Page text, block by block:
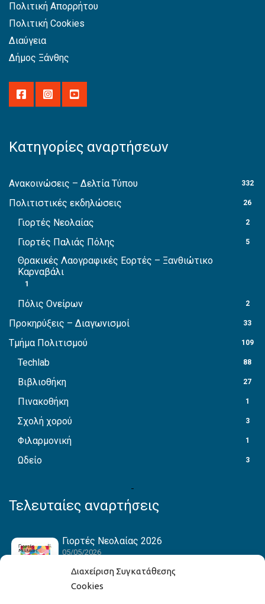
Διαχείριση Συγκατάθεσης
Cookies
Πολιτική Απορρήτου
Πολιτική Cookies
Διαύγεια
Δήμος Ξάνθης
Κατηγορίες αναρτήσεων
Ανακοινώσεις – Δελτία Τύπου 332
Πολιτιστικές εκδηλώσεις 26
Γιορτές Νεολαίας 2
Γιορτές Παλιάς Πόλης 5
Θρακικές Λαογραφικές Εορτές – Ξανθιώτικο
Καρναβάλι
1
Πόλις Ονείρων 2
Προκηρύξεις – Διαγωνισμοί 33
Τμήμα Πολιτισμού 109
Techlab 88
Βιβλιοθήκη 27
Πινακοθήκη 1
Σχολή χορού 3
Φιλαρμονική 1
Ωδείο 3
Τελευταίες αναρτήσεις
Γιορτές Νεολαίας 2026
05/05/2026